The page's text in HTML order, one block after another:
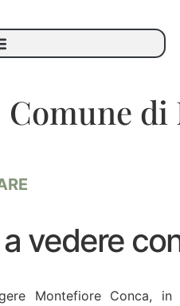
Comune di
vedere
Montefiore Conca,